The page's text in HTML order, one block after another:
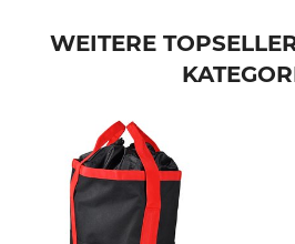
WEITERE